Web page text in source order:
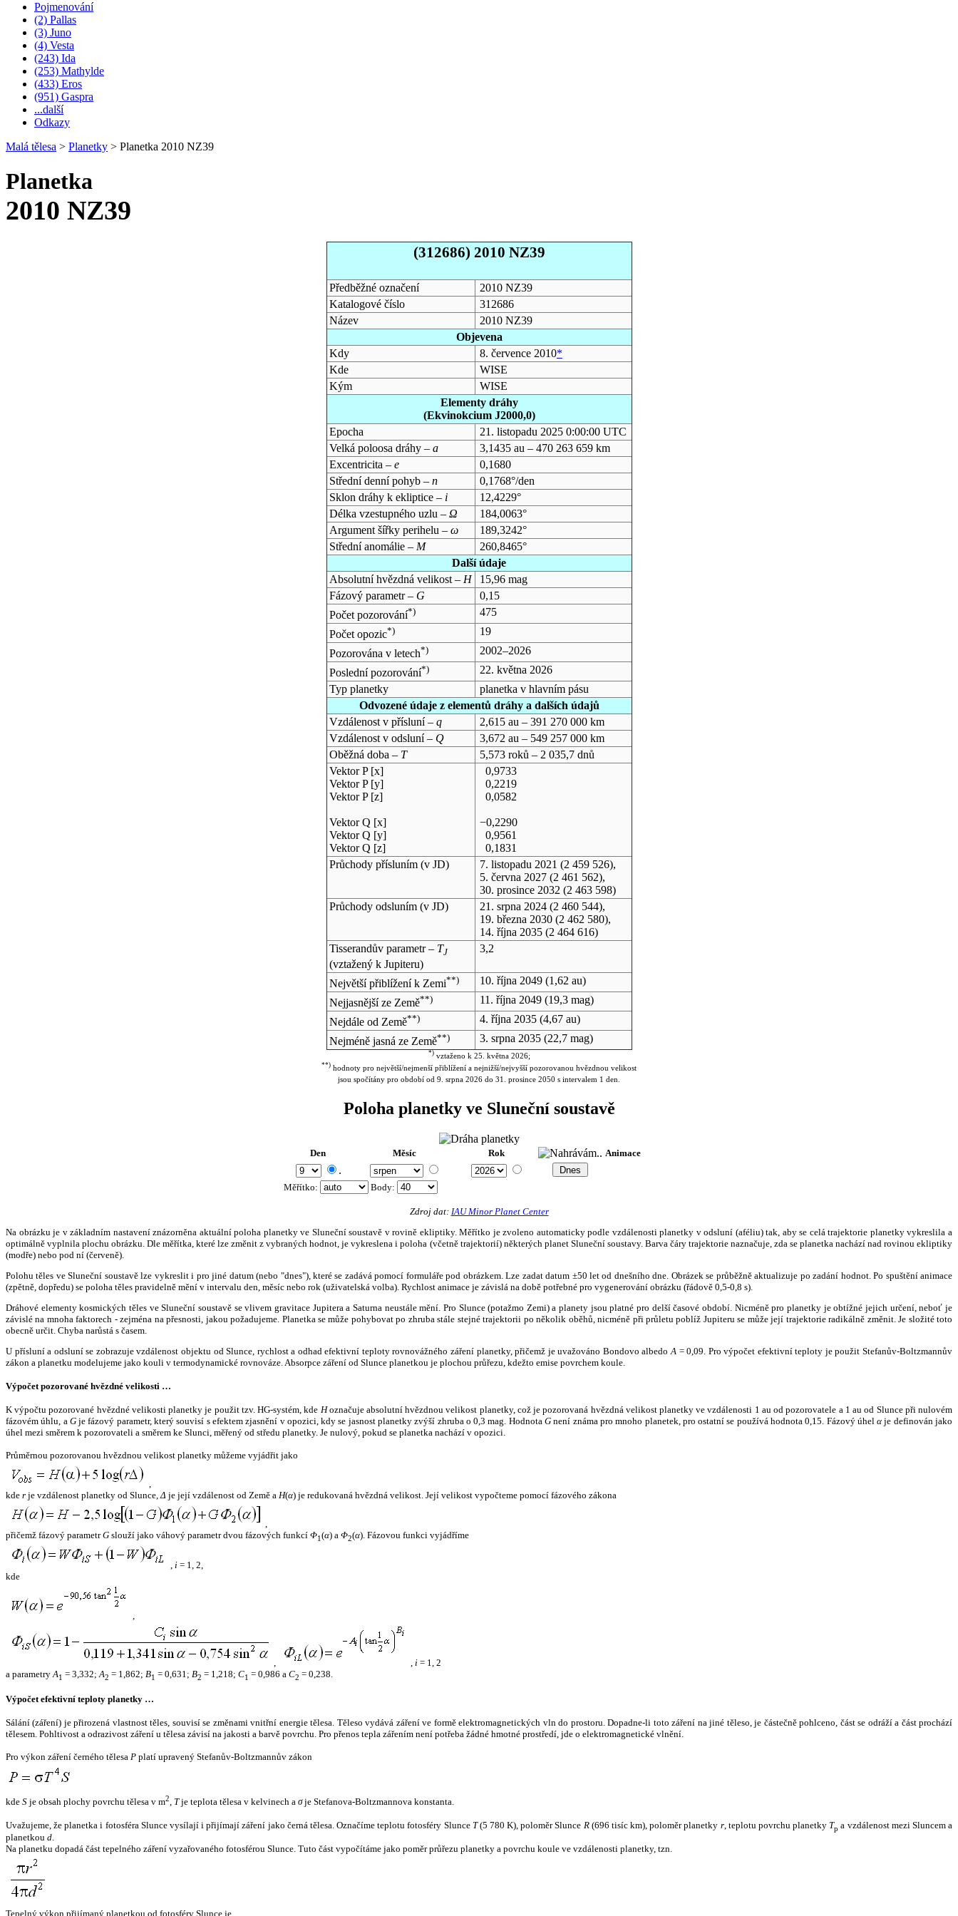
Pojmenování
(2) Pallas
(3) Juno
(4) Vesta
(243) Ida
(253) Mathylde
(433) Eros
(951) Gaspra
...další
Odkazy
Malá tělesa > Planetky > Planetka 2010 NZ39
Planetka
2010 NZ39
(312686) 2010 NZ39
Předběžné označení
2010 NZ39
Katalogové číslo
312686
Název
2010 NZ39
Objevena
Kdy
8. července 2010*
Kde
WISE
Kým
WISE
Elementy dráhy
(Ekvinokcium J2000,0)
Epocha
21. listopadu 2025 0:00:00 UTC
Velká poloosa dráhy – a
3,1435 au – 470 263 659 km
Excentricita – e
0,1680
Střední denní pohyb – n
0,1768°/den
Sklon dráhy k ekliptice – i
12,4229°
Délka vzestupného uzlu – Ω
184,0063°
Argument šířky perihelu – ω
189,3242°
Střední anomálie – M
260,8465°
Další údaje
Absolutní hvězdná velikost – H
15,96 mag
Fázový parametr – G
0,15
Počet pozorování*)
475
Počet opozic*)
19
Pozorována v letech*)
2002–2026
Poslední pozorování*)
22. května 2026
Typ planetky
planetka v hlavním pásu
Odvozené údaje z elementů dráhy a dalších údajů
Vzdálenost v přísluní – q
2,615 au – 391 270 000 km
Vzdálenost v odsluní – Q
3,672 au – 549 257 000 km
Oběžná doba – T
5,573 roků – 2 035,7 dnů
Vektor P [x]
Vektor P [y]
Vektor P [z]
Vektor Q [x]
Vektor Q [y]
Vektor Q [z]
0,9733
0,2219
0,0582
−0,2290
0,9561
0,1831
Průchody přísluním (v JD) 7. listopadu 2021 (2 459 526),
5. června 2027(2 461 562),
30. prosince 2032 (2 463 598)
Průchody odsluním (v JD) 21. srpna 2024(2 460 544),
19. března 2030(2 462 580),
14. října 2035(2 464 616)
Tisserandův parametr – TJ
(vztažený k Jupiteru)
3,2
Největší přiblížení k Zemi**) 10. října 2049(1,62 au)
Nejjasnější ze Země**) 11. října 2049(19,3 mag)
Nejdále od Země**) 4. října 2035(4,67 au)
Nejméně jasná ze Země**) 3. srpna 2035(22,7 mag)
*)vztaženo k 25. května 2026;
**) hodnoty pro největší/nejmenší přiblížení a nejnižší/nejvyšší pozorovanou hvězdnou velikost
jsou spočítány pro období od 9. srpna 2026 do 31. prosince 2050 s intervalem 1 den.
Poloha planetky ve Sluneční soustavě
Den Měsíc Rok Animace
.
Měřítko: Body:
Zdroj dat: IAU Minor Planet Center
Na obrázku je v základním nastavení znázorněna aktuální poloha planetky ve Sluneční soustavě v rovině ekliptiky. Měřítko je zvoleno automaticky podle vzdálenosti planetky v odsluní (aféliu) tak, aby se celá trajektorie planetky vykreslila a
optimálně vyplnila plochu obrázku. Dle měřítka, které lze změnit z vybraných hodnot, je vykreslena i poloha (včetně trajektorií) některých planet Sluneční soustavy. Barva čáry trajektorie naznačuje, zda se planetka nachází nad rovinou ekliptiky
(modře) nebo pod ní (červeně).
Polohu těles ve Sluneční soustavě lze vykreslit i pro jiné datum (nebo "dnes"), které se zadává pomocí formuláře pod obrázkem. Lze zadat datum ±50 let od dnešního dne. Obrázek se průběžně aktualizuje po zadání hodnot. Po spuštění animace
(zpětně, dopředu) se poloha těles pravidelně mění v intervalu den, měsíc nebo rok (uživatelská volba). Rychlost animace je závislá na době potřebné pro vygenerování obrázku (řádově 0,5-0,8 s).
Dráhové elementy kosmických těles ve Sluneční soustavě se vlivem gravitace Jupitera a Saturna neustále mění. Pro Slunce (potažmo Zemi) a planety jsou platné pro delší časové období. Nicméně pro planetky je obtížné jejich určení, neboť je
závislé na mnoha faktorech - zejména na přesnosti, jakou požadujeme. Planetka se může pohybovat po zhruba stále stejné trajektorii po několik oběhů, nicméně při průletu poblíž Jupiteru se může její trajektorie radikálně změnit. Je složité toto
obecně určit. Chyba narůstá s časem.
U přísluní a odsluní se zobrazuje vzdálenost objektu od Slunce, rychlost a odhad efektivní teploty rovnovážného záření planetky, přičemž je uvažováno Bondovo albedo A = 0,09. Pro výpočet efektivní teploty je použit Stefanův-Boltzmannův
zákon a planetku modelujeme jako kouli v termodynamické rovnováze. Absorpce záření od Slunce planetkou je plochou průřezu, kdežto emise povrchem koule.
Výpočet pozorované hvězdné velikosti …
K výpočtu pozorované hvězdné velikosti planetky je použit tzv. HG-systém, kde Hoznačuje absolutní hvězdnou velikost planetky, což je pozorovaná hvězdná velikost planetky ve vzdálenosti 1 au od pozorovatele a 1 au od Slunce při nulovém
fázovém úhlu, a Gje fázový parametr, který souvisí s efektem zjasnění v opozici, kdy se jasnost planetky zvýší zhruba o 0,3 mag. HodnotaG není známa pro mnoho planetek, pro ostatní se používá hodnota 0,15. Fázový úhelα je definován jako
úhel mezi směrem k pozorovateli a směrem ke Slunci, měřený od středu planetky. Je nulový, pokud se planetka nachází v opozici.
Průměrnou pozorovanou hvězdnou velikost planetky můžeme vyjádřit jako
,
kde r je vzdálenost planetky od Slunce,Δ je její vzdálenost od Země a H(α) je redukovaná hvězdná velikost. Její velikost vypočteme pomocí fázového zákona
,
přičemž fázový parametrG slouží jako váhový parametr dvou fázových funkcí Φ1(α) a Φ2(α). Fázovou funkci vyjádříme
, i = 1, 2,
kde
,
, , i = 1, 2
a parametryA1 = 3,332;A2 = 1,862; B1 = 0,631; B2 = 1,218; C1 = 0,986 a C2 = 0,238.
Výpočet efektivní teploty planetky …
Sálání (záření) je přirozená vlastnost těles, souvisí se změnami vnitřní energie tělesa. Těleso vydává záření ve formě elektromagnetických vln do prostoru. Dopadne-li toto záření na jiné těleso, je částečně pohlceno, část se odráží a část prochází
tělesem. Pohltivost a odrazivost záření u tělesa závisí na jakosti a barvě povrchu. Pro přenos tepla zářením není potřeba žádné hmotné prostředí, jde o elektromagnetické vlnění.
Pro výkon záření černého tělesa P platí upravený Stefanův-Boltzmannův zákon
kde S je obsah plochy povrchu tělesa v m2, Tje teplota tělesa v kelvinech a σje Stefanova-Boltzmannova konstanta.
Uvažujeme, že planetka i fotosféra Slunce vysílají i přijímají záření jako černá tělesa. Označíme teplotu fotosféry Slunce T(5 780 K), poloměr Slunce R(696 tisíc km), poloměr planetky r, teplotu povrchu planetky Tp a vzdálenost mezi Sluncem a
planetkou d.
Na planetku dopadá část tepelného záření vyzařovaného fotosférou Slunce. Tuto část vypočítáme jako poměr průřezu planetky a povrchu koule ve vzdálenosti planetky, tzn.
Tepelný výkon přijímaný planetkou od fotosféry Slunce je